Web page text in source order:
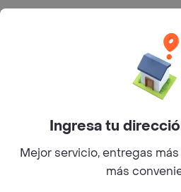
Bogotá D.C. ---
Ingresa tu
Mejor servicio, entregas
más